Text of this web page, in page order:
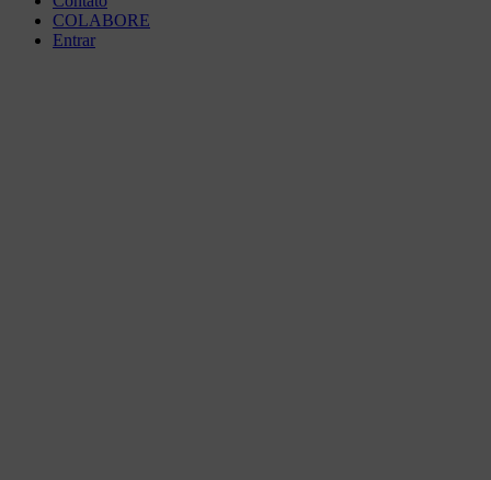
COLABORE
Entrar